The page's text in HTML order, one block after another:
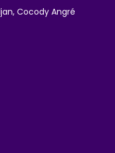
Cocody Angré